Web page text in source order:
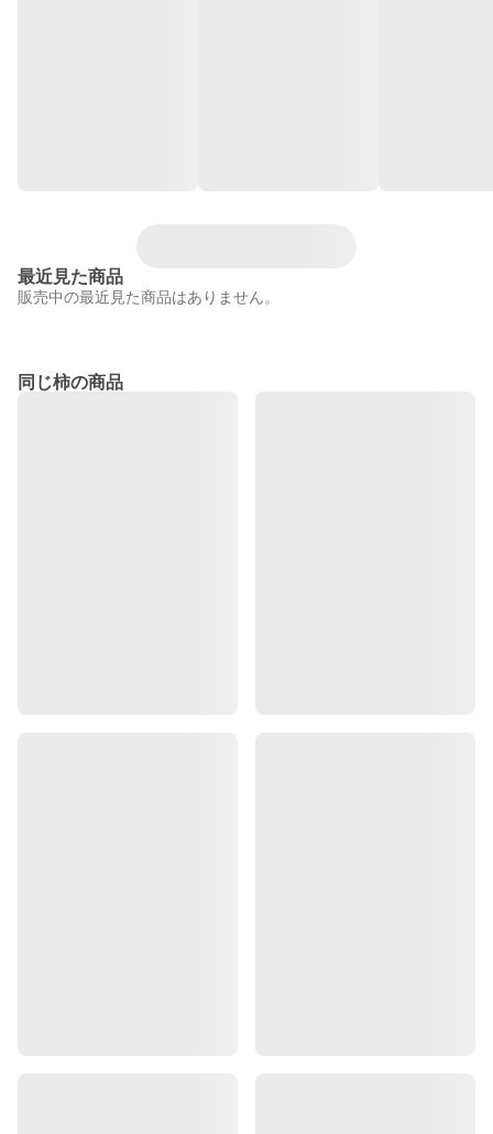
最近見た商品
販売中の最近見た商品はありません。
同じ柿の商品